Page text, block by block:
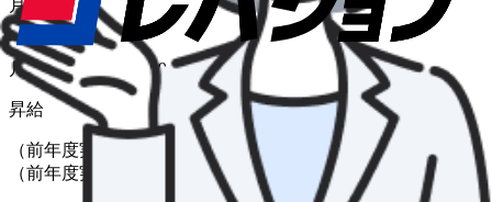
月給
給与
月給 189,200円〜239,200円
昇給
（前年度実績 あり） 金額 1月あたり 0 円 〜 10,000 円
（前年度実績）